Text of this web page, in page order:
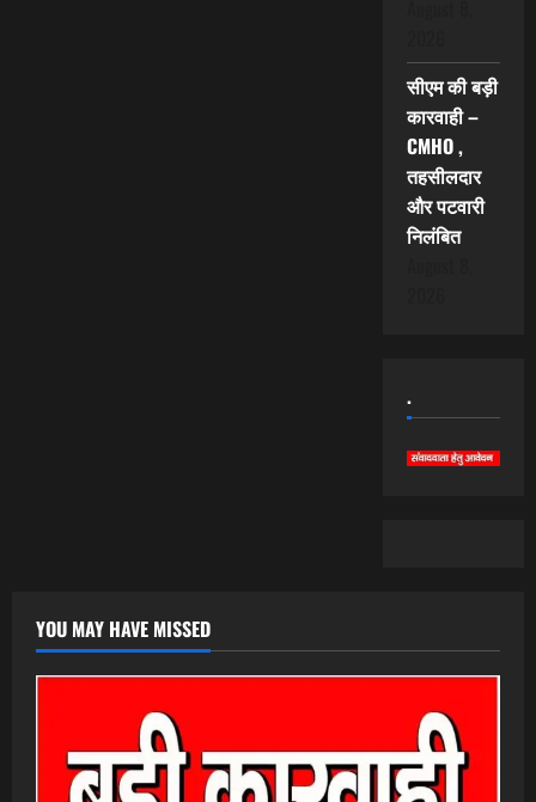
सीएम की बड़ी
कारवाही –
CMHO ,
तहसीलदार
और पटवारी
निलंबित
.
YOU MAY HAVE MISSED